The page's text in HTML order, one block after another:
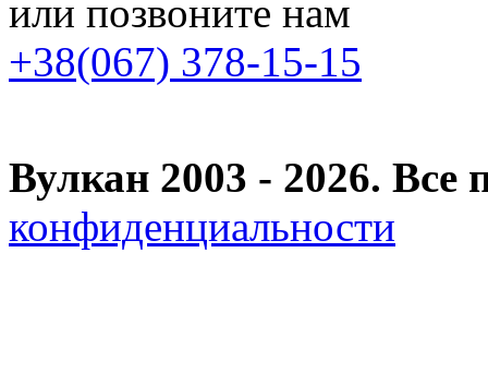
или позвоните нам
+38(067) 378-15-15
Вулкан 2003 - 2026.
конфиденциальности